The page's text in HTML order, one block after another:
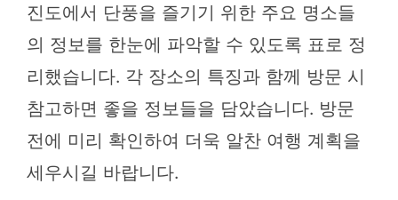
진도에서 단풍을 즐기기 위한 주요 명소들
의 정보를 한눈에 파악할 수 있도록 표로 정
리했습니다. 각 장소의 특징과 함께 방문 시
참고하면 좋을 정보들을 담았습니다. 방문
전에 미리 확인하여 더욱 알찬 여행 계획을
세우시길 바랍니다.